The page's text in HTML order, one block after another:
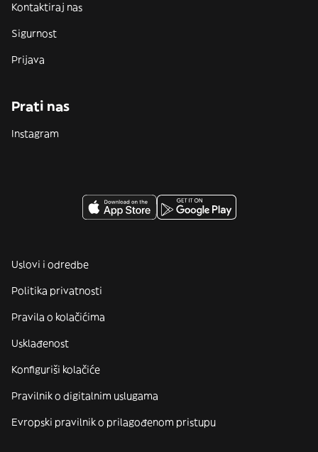
Kontaktiraj nas
Sigurnost
Prijava
Prati nas
Instagram
Uslovi i odredbe
Politika privatnosti
Pravila o kolačićima
Usklađenost
Konfiguriši kolačiće
Pravilnik o digitalnim uslugama
Evropski pravilnik o prilagođenom pristupu